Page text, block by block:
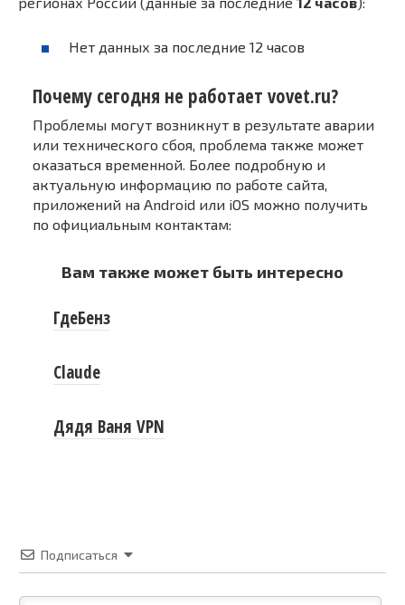
Нет данных за последние 12 часов
Почему сегодня не работает vovet.ru?
Проблемы могут возникнут в результате аварии
или технического сбоя, проблема также может
оказаться временной. Более подробную и
актуальную информацию по работе сайта,
приложений на Android или iOS можно получить
по официальным контактам:
Вам также может быть интересно
ГдеБенз
Claude
Дядя Ваня VPN
Подписаться